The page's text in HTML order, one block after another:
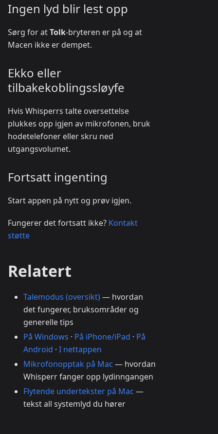
Ingen lyd blir lest opp
Sørg for atTolk-bryteren er på og at
Macen ikke er dempet.
Ekko eller
tilbakekoblingssløyfe
Hvis Whisperrs talte oversettelse
plukkes opp igjen av mikrofonen, bruk
hodetelefoner eller skru ned
utgangsvolumet.
Fortsatt ingenting
Start appen på nytt og prøv igjen.
Fungerer det fortsatt ikke? Kontakt
støtte
Relatert
Talemodus (oversikt)— hvordan
det fungerer, bruksområder og
generelle tips
På Windows · På iPhone/iPad · På
Android · I nettappen
Mikrofonopptak på Mac — hvordan
Whisperr fanger opp lydinngangen
Flytende undertekster på Mac —
tekst all systemlyd du hører